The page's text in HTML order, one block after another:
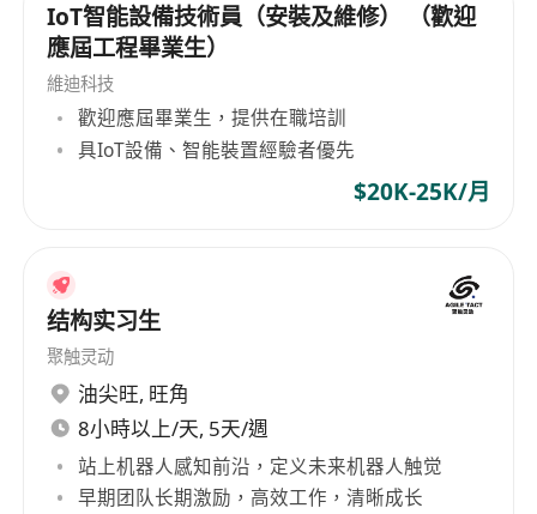
IoT智能設備技術員（安裝及維修） （歡迎
應屆工程畢業生）
維迪科技
歡迎應屆畢業生，提供在職培訓
具IoT設備、智能裝置經驗者優先
$20K-25K/月
结构实习生
聚触灵动
油尖旺, 旺角
8小時以上/天, 5天/週
站上机器人感知前沿，定义未来机器人触觉
早期团队长期激励，高效工作，清晰成长